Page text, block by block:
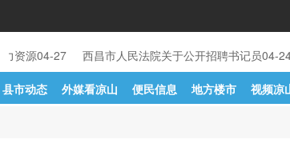
资源04-27 西昌市人民法院关于公开招聘书记员04-24
县市动态 外媒看凉山 便民信息 地方楼市
视频凉